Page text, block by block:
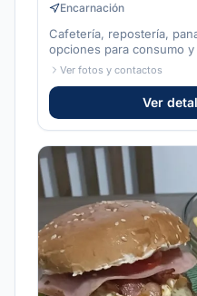
Encarnación
Cafetería, repostería,
opciones para consumo
Ver fotos y contactos
Ver